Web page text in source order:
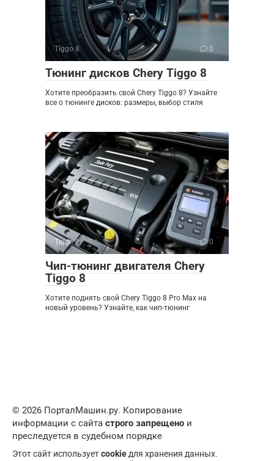
Tiggo 8 0
Тюнинг дисков Chery Tiggo 8
Хотите преобразить свой Chery Tiggo 8? Узнайте
все о тюнинге дисков: размеры, выбор стиля
Tiggo 8 0
Чип-тюнинг двигателя Chery
Tiggo 8
Хотите поднять свой Chery Tiggo 8 Pro Max на
новый уровень? Узнайте, как чип-тюнинг
© 2026 ПорталМашин.ру. Копирование
информации с сайта строго запрещено и
преследуется в судебном порядке
Этот сайт используетcookieдля хранения данных.